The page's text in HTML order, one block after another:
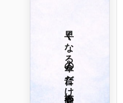
春雨や
傘の音だけ
早くなる